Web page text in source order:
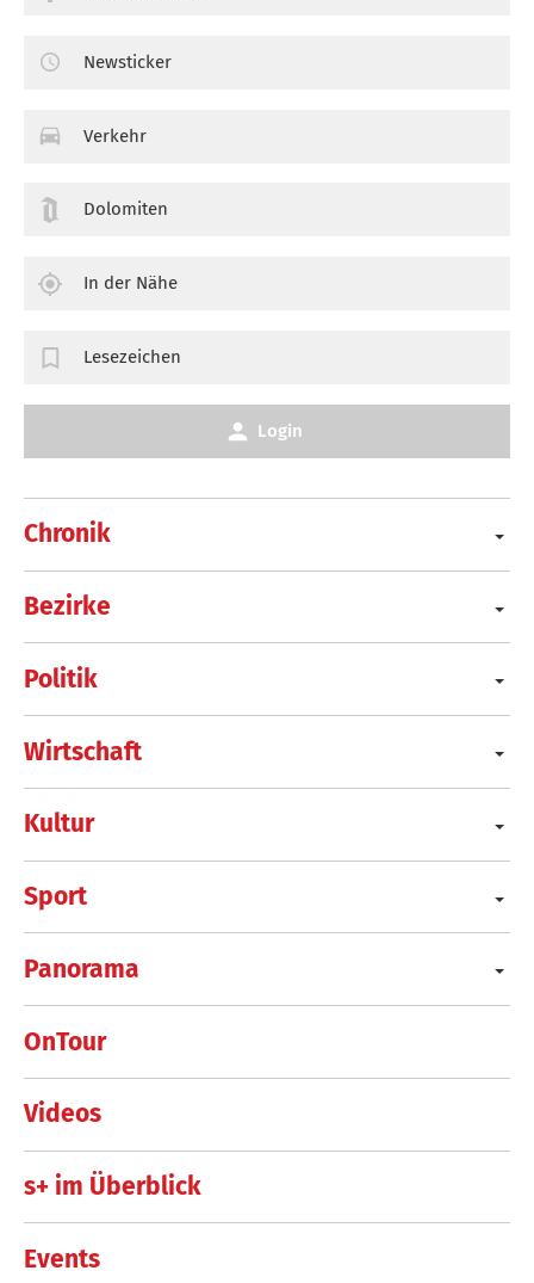
Chronik
Bezirke
Politik
Wirtschaft
Kultur
Sport
Panorama
OnTour
Videos
s+ im Überblick
Events
Newsticker
Verkehr
Dolomiten
In der Nähe
Lesezeichen
Login